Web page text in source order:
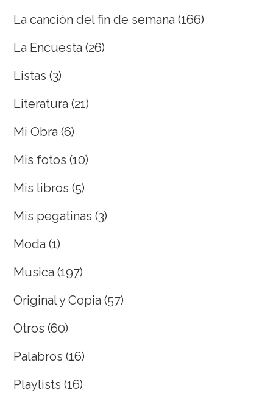
La canción del fin de semana (166)
La Encuesta (26)
Listas (3)
Literatura (21)
Mi Obra (6)
Mis fotos (10)
Mis libros (5)
Mis pegatinas (3)
Moda (1)
Musica (197)
Original y Copia (57)
Otros (60)
Palabros (16)
Playlists (16)